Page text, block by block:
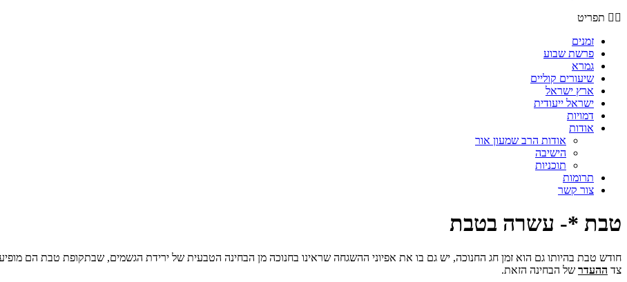
תפריט
זמנים
פרשת שבוע
גמרא
שיעורים קוליים
ארץ ישראל
ישראל ייעודית
דמויות
אודות
אודות הרב שמעון אור
הישיבה
תוכניות
תרומות
צור קשר
טבת *- עשרה בטבת
חודש טבת בהיותו גם הוא זמן חג החנוכה, יש גם בו את אפיוני ההשגחה שראינו בחנוכה מן הבחינה הטבעית של ירידת הגשמים, שבתקופת טבת הם
צד ההעדר של הבחינה הזאת.